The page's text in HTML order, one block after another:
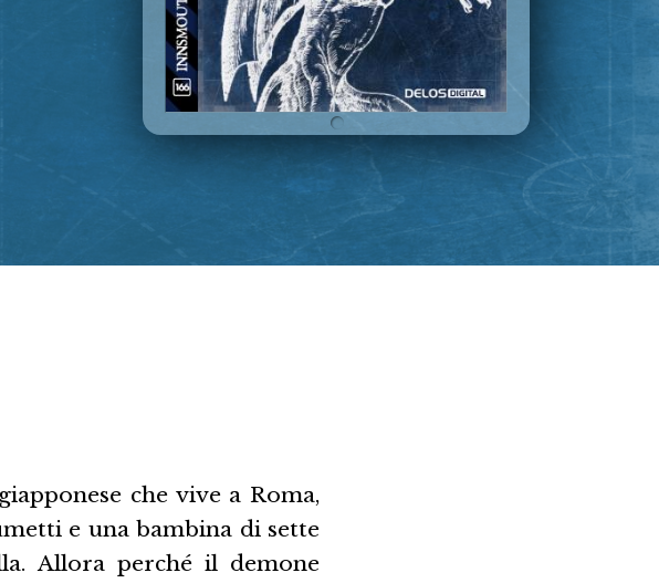
che vive a Roma,
e una bambina di sette
Allora perché il demone